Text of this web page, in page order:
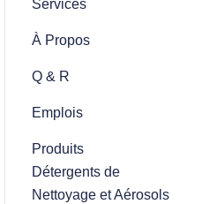
Services
À Propos
Q & R
Emplois
Produits
Détergents de
Nettoyage et Aérosols